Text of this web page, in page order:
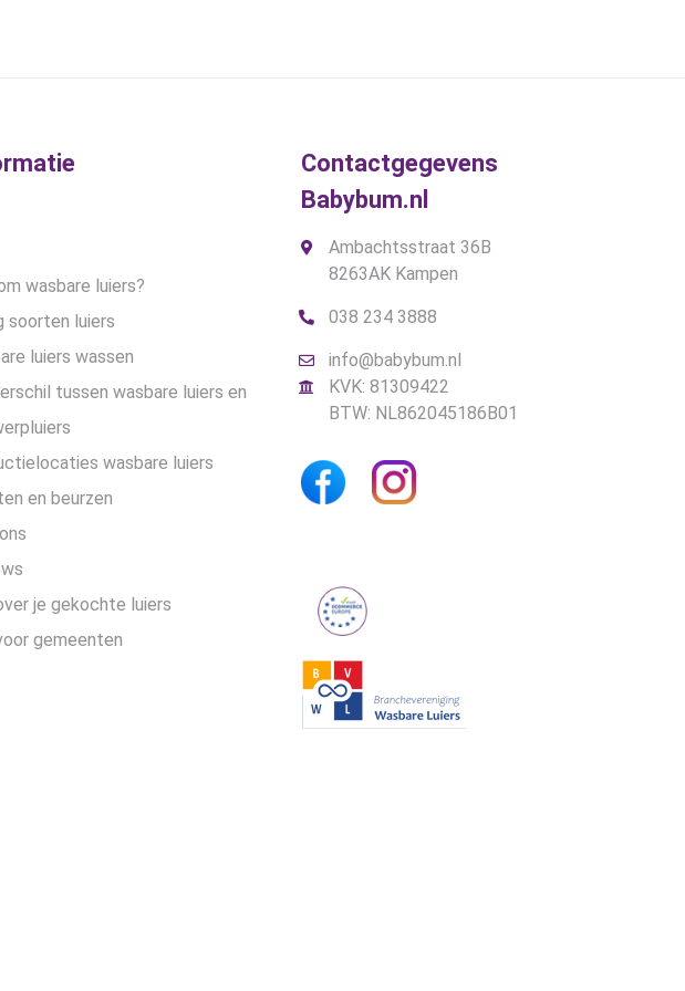
wasbare luiers?
soorten luiers
luiers wassen
tussen wasbare luiers en
wasbare luiers
en beurzen
je gekochte luiers
gemeenten
Contactgegevens
Babybum.nl
Ambachtsstraat 36B
8263AK Kampen
038 234 3888
info@babybum.nl
KVK: 81309422
BTW: NL862045186B01